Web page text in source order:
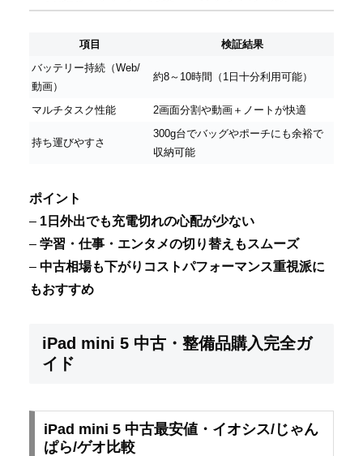
項目
検証結果
バッテリー持続（Web/
動画）
約8～10時間（1日十分利用可能）
マルチタスク性能 2画面分割や動画＋ノートが快適
持ち運びやすさ
300g台でバッグやポーチにも余裕で
収納可能
ポイント
– 1日外出でも充電切れの心配が少ない
– 学習・仕事・エンタメの切り替えもスムーズ
– 中古相場も下がりコストパフォーマンス重視派に
もおすすめ
iPad mini 5 中古・整備品購入完全ガ
イド
iPad mini 5 中古最安値・イオシス/じゃん
ぱら/ゲオ比較